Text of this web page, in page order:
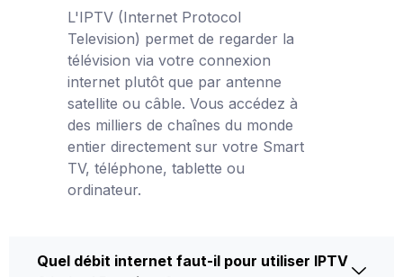
L'IPTV (Internet Protocol
Television) permet de regarder la
télévision via votre connexion
internet plutôt que par antenne
satellite ou câble. Vous accédez à
des milliers de chaînes du monde
entier directement sur votre Smart
TV, téléphone, tablette ou
ordinateur.
Quel débit internet faut-il pour utiliser IPTV